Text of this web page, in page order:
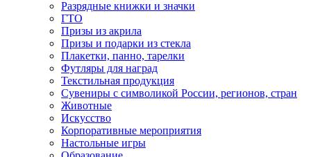
Разрядные книжки и значки
ГТО
Призы из акрила
Призы и подарки из стекла
Плакетки, панно, тарелки
Футляры для наград
Текстильная продукция
Сувениры с символикой России, регионов, стран
Животные
Искусство
Корпоративные мероприятия
Настольные игры